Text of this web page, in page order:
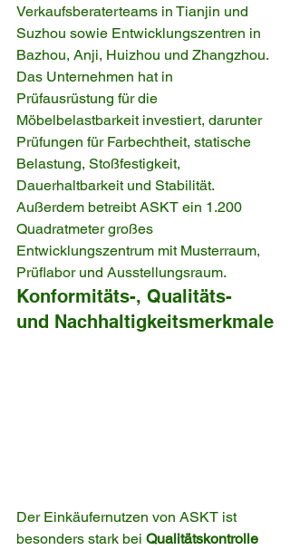
Verkaufsberaterteams in Tianjin und
Suzhou sowie Entwicklungszentren in
Bazhou, Anji, Huizhou und Zhangzhou.
Das Unternehmen hat in
Prüfausrüstung für die
Möbelbelastbarkeit investiert, darunter
Prüfungen für Farbechtheit, statische
Belastung, Stoßfestigkeit,
Dauerhaltbarkeit und Stabilität.
Außerdem betreibt ASKT ein 1.200
Quadratmeter großes
Entwicklungszentrum mit Musterraum,
Prüflabor und Ausstellungsraum.
Konformitäts-, Qualitäts-
und Nachhaltigkeitsmerkmale
Der Einkäufernutzen von ASKT ist
besonders stark bei Qualitätskontrolle